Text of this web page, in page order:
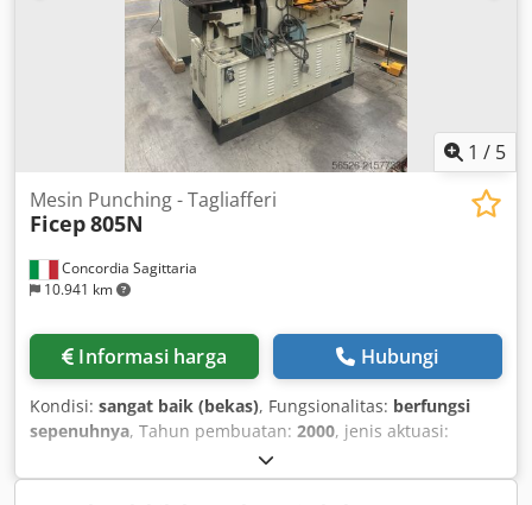
1 / 5
Concordia Sagittaria
10.941 km
Mesin Punching - Tagliafferi
Ficep805N
Informasi harga Hubungi
Kondisi: sangat baik (bekas), Fungsionalitas: berfungsi
sepenuhnya, Tahun pembuatan: 2000, jenis aktuasi:
80 t, diameter punching:
ketebalan lembaran (maks.):20 mm, kapasitas tangki oli: